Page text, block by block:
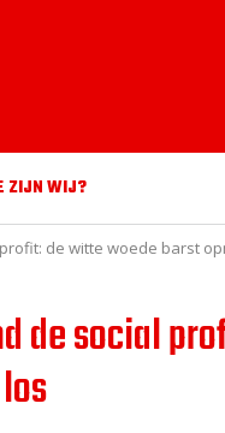
ZIJN WIJ?
de witte woede barst
de social